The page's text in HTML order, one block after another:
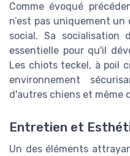
Comme évoqué
n’est pas uniquement
social. Sa socialisation
essentielle pour qu'il
Les chiots teckel, à poil
environnement
d'autres chiens et même
Entretien et
Un des éléments